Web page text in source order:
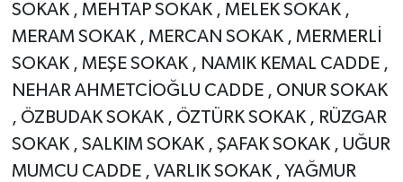
SOKAK , MEHTAP SOKAK , MELEK SOKAK ,
MERAM SOKAK , MERCAN SOKAK , MERMERLİ
SOKAK , MEŞE SOKAK , NAMIK KEMAL CADDE ,
NEHAR AHMETCİOĞLU CADDE , ONUR SOKAK
, ÖZBUDAK SOKAK , ÖZTÜRK SOKAK , RÜZGAR
SOKAK , SALKIM SOKAK , ŞAFAK SOKAK , UĞUR
MUMCU CADDE , VARLIK SOKAK , YAĞMUR